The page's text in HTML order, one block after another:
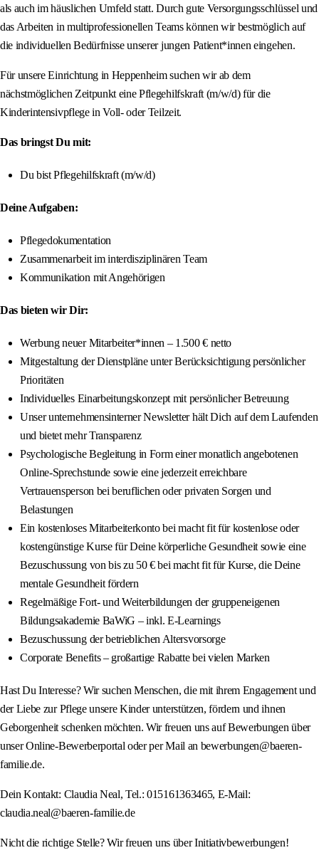
als auch im häuslichen Umfeld statt. Durch gute Versorgungsschlüssel und
das Arbeiten in multiprofessionellen Teams können wir bestmöglich auf
die individuellen Bedürfnisse unserer jungen Patient*innen eingehen.
Für unsere Einrichtung in Heppenheim suchen wir ab dem
nächstmöglichen Zeitpunkt eine Pflegehilfskraft (m/w/d) für die
Kinderintensivpflege in Voll- oder Teilzeit.
Das bringst Du mit:
Du bist Pflegehilfskraft (m/w/d)
Deine Aufgaben:
Pflegedokumentation
Zusammenarbeit im interdisziplinären Team
Kommunikation mit Angehörigen
Das bieten wir Dir:
Werbung neuer Mitarbeiter*innen – 1.500 € netto
Mitgestaltung der Dienstpläne unter Berücksichtigung persönlicher
Prioritäten
Individuelles Einarbeitungskonzept mit persönlicher Betreuung
Unser unternehmensinterner Newsletter hält Dich auf dem Laufenden
und bietet mehr Transparenz
Psychologische Begleitung in Form einer monatlich angebotenen
Online‑Sprechstunde sowie eine jederzeit erreichbare
Vertrauensperson bei beruflichen oder privaten Sorgen und
Belastungen
Ein kostenloses Mitarbeiterkonto bei macht fit für kostenlose oder
kostengünstige Kurse für Deine körperliche Gesundheit sowie eine
Bezuschussung von bis zu 50 € bei macht fit für Kurse, die Deine
mentale Gesundheit fördern
Regelmäßige Fort‑ und Weiterbildungen der gruppeneigenen
Bildungsakademie BaWiG – inkl. E‑Learnings
Bezuschussung der betrieblichen Altersvorsorge
Corporate Benefits – großartige Rabatte bei vielen Marken
Hast Du Interesse? Wir suchen Menschen, die mit ihrem Engagement und
der Liebe zur Pflege unsere Kinder unterstützen, fördern und ihnen
Geborgenheit schenken möchten. Wir freuen uns auf Bewerbungen über
unser Online‑Bewerberportal oder per Mail an bewerbungen@baeren-
familie.de.
Dein Kontakt: Claudia Neal, Tel.: 015161363465, E-Mail:
claudia.neal@baeren-familie.de
Nicht die richtige Stelle? Wir freuen uns über Initiativbewerbungen!